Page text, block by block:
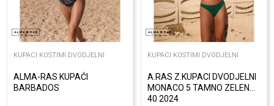
KUPACI KOSTIMI DVODJELNI
ALMA-RAS KUPAĆI
BARBADOS
KUPACI KOSTIMI DVODJELNI
A.RAS Z.KUPACI DVODJELNI
MONACO 5 TAMNO ZELENA
40 2024